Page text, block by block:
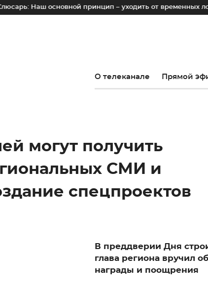
основной принцип – уходить от временных лотков,
О телеканале Прямой
могут получить
СМИ и
спецпроектов
В преддверии Дня
глава региона вручил
награды и поощрения